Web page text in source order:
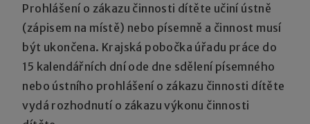
Prohlášení o zákazu činnosti dítěte učiní ústně
(zápisem na místě) nebo písemně a činnost musí
být ukončena. Krajská pobočka úřadu práce do
15 kalendářních dní ode dne sdělení písemného
nebo ústního prohlášení o zákazu činnosti dítěte
vydá rozhodnutí o zákazu výkonu činnosti